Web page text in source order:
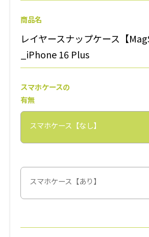
商品名
レイヤースナップケース【
_iPhone 16 Plus
スマホケースの
有無
スマホケース【なし】
スマホケース【あり】